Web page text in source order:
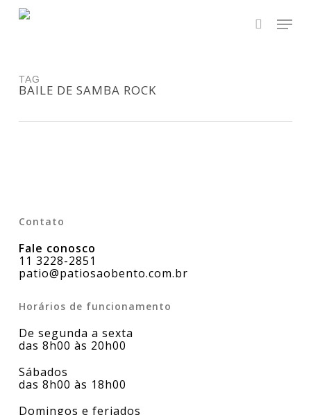
Skip
search
TAG
BAILE DE SAMBA ROCK
Contato
Fale conosco
11 3228-2851
patio@patiosaobento.com.br
Horários de funcionamento
De segunda a sexta
das 8h00 às 20h00
Sábados
das 8h00 às 18h00
Domingos e feriados